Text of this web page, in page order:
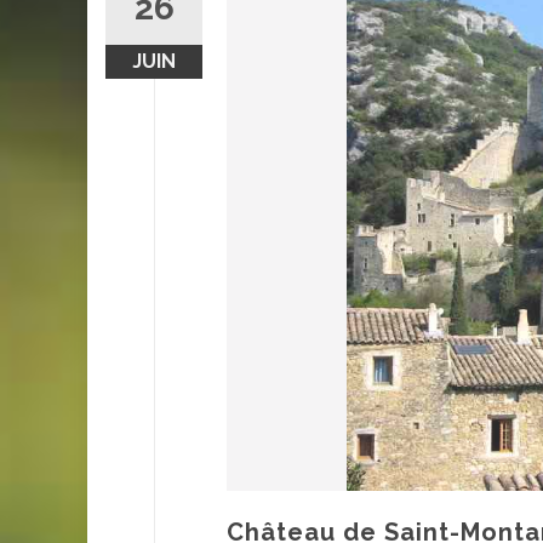
JUIN
Château de Saint-